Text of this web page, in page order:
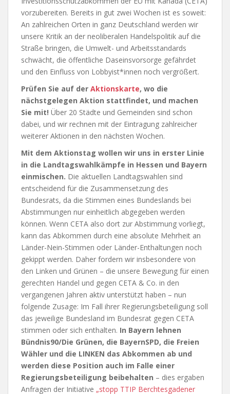
vorzubereiten. Bereits in gut zwei Wochen ist es soweit:
An zahlreichen Orten in ganz Deutschland werden wir
unsere Kritik an der neoliberalen Handelspolitik auf die
Straße bringen, die Umwelt- und Arbeitsstandards
schwächt, die öffentliche Daseinsvorsorge gefährdet
und den Einfluss von Lobbyist*innen noch vergrößert.
Prüfen Sie auf der Aktionskarte, wo die
nächstgelegen Aktion stattfindet, und machen
Sie mit! Über 20 Städte und Gemeinden sind schon
dabei, und wir rechnen mit der Eintragung zahlreicher
weiterer Aktionen in den nächsten Wochen.
Mit dem Aktionstag wollen wir uns in erster Linie
in die Landtagswahlkämpfe in Hessen und Bayern
einmischen. Die aktuellen Landtagswahlen sind
entscheidend für die Zusammensetzung des
Bundesrats, da die Stimmen eines Bundeslands bei
Abstimmungen nur einheitlich abgegeben werden
können. Wenn CETA also dort zur Abstimmung vorliegt,
kann das Abkommen durch eine absolute Mehrheit an
Länder-Nein-Stimmen oder Länder-Enthaltungen noch
gekippt werden. Daher fordern wir insbesondere von
den Linken und Grünen – die unsere Bewegung für einen
gerechten Handel und gegen CETA & Co. in den
vergangenen Jahren aktiv unterstützt haben – nun
folgende Zusage: Im Fall ihrer Regierungsbeteiligung soll
das jeweilige Bundesland im Bundesrat gegen CETA
stimmen oder sich enthalten. In Bayern lehnen
Bündnis90/Die Grünen, die BayernSPD, die Freien
Wähler und die LINKEN das Abkommen ab und
werden diese Position auch im Falle einer
Regierungsbeteiligung beibehalten – dies ergaben
Anfragen der Initiative „stopp TTIP Berchtesgadener